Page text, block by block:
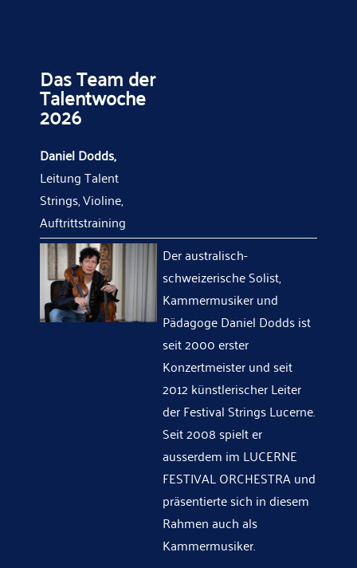
Das Team der
Talentwoche
2026
Daniel Dodds,
Leitung Talent
Strings, Violine,
Auftrittstraining
Der australisch-
schweizerische Solist,
Kammermusiker und
Pädagoge Daniel Dodds ist
seit 2000 erster
Konzertmeister und seit
2012 künstlerischer Leiter
der Festival Strings Lucerne.
Seit 2008 spielt er
ausserdem im LUCERNE
FESTIVAL ORCHESTRA und
präsentierte sich in diesem
Rahmen auch als
Kammermusiker.